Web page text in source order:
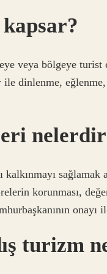
veya bölgeye
dinlenme, eğlenme,
kalkınmayı
korunması,
onayı
turizm